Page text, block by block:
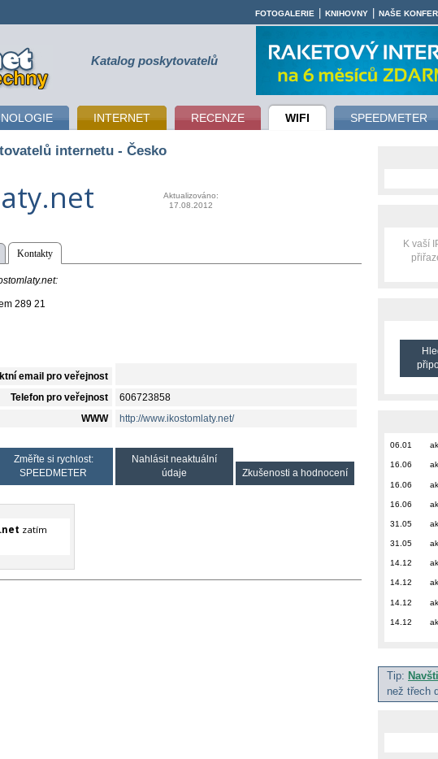
Katalog poskytovatelů
INTERNET RECENZE WIFI SPEEDMETER
FOTOGALERIE KNIHOVNY NAŠE
internetu - Česko
Aktualizováno:
17.08.2012
Kontakty
289 21
email pro veřejnost
Telefon pro veřejnost 606723858
WWW http://www.ikostomlaty.net/
Změřte si rychlost:
SPEEDMETER
Nahlásit neaktuální
údaje
Zkušenosti a hodnocení
zatím
K vaší
06.01
16.06
16.06
16.06
31.05
31.05
14.12
14.12
14.12
14.12
Tip:
než třech